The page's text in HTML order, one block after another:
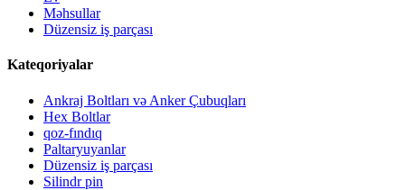
Məhsullar
Düzensiz iş parçası
Kateqoriyalar
Ankraj Boltları və Anker Çubuqları
Hex Boltlar
qoz-fındıq
Paltaryuyanlar
Düzensiz iş parçası
Silindr pin